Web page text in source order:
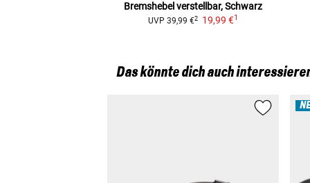
Bremshebel verstellbar, Schwarz
UVP 39,99 €2 19,99 €1
Das könnte dich auch